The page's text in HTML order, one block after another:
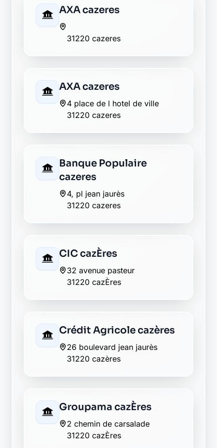
AXA cazeres
31220 cazeres
AXA cazeres
4 place de l hotel de ville
31220 cazeres
Banque Populaire
cazeres
4, pl jean jaurès
31220 cazeres
CIC cazÈres
32 avenue pasteur
31220 cazÈres
Crédit Agricole cazères
26 boulevard jean jaurès
31220 cazères
Groupama cazÈres
2 chemin de carsalade
31220 cazÈres